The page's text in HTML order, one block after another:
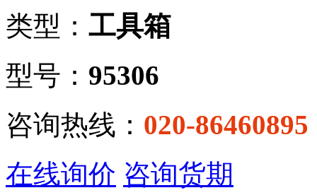
类型： 工具箱
型号： 95306
咨询热线： 020-86460895
在线询价 咨询货期